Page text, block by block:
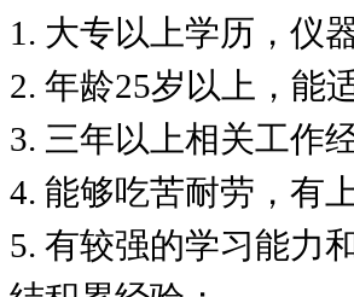
1. 大专以上学历，仪
2. 年龄25岁以上，能
3. 三年以上相关工作
4. 能够吃苦耐劳，有
5. 有较强的学习能力